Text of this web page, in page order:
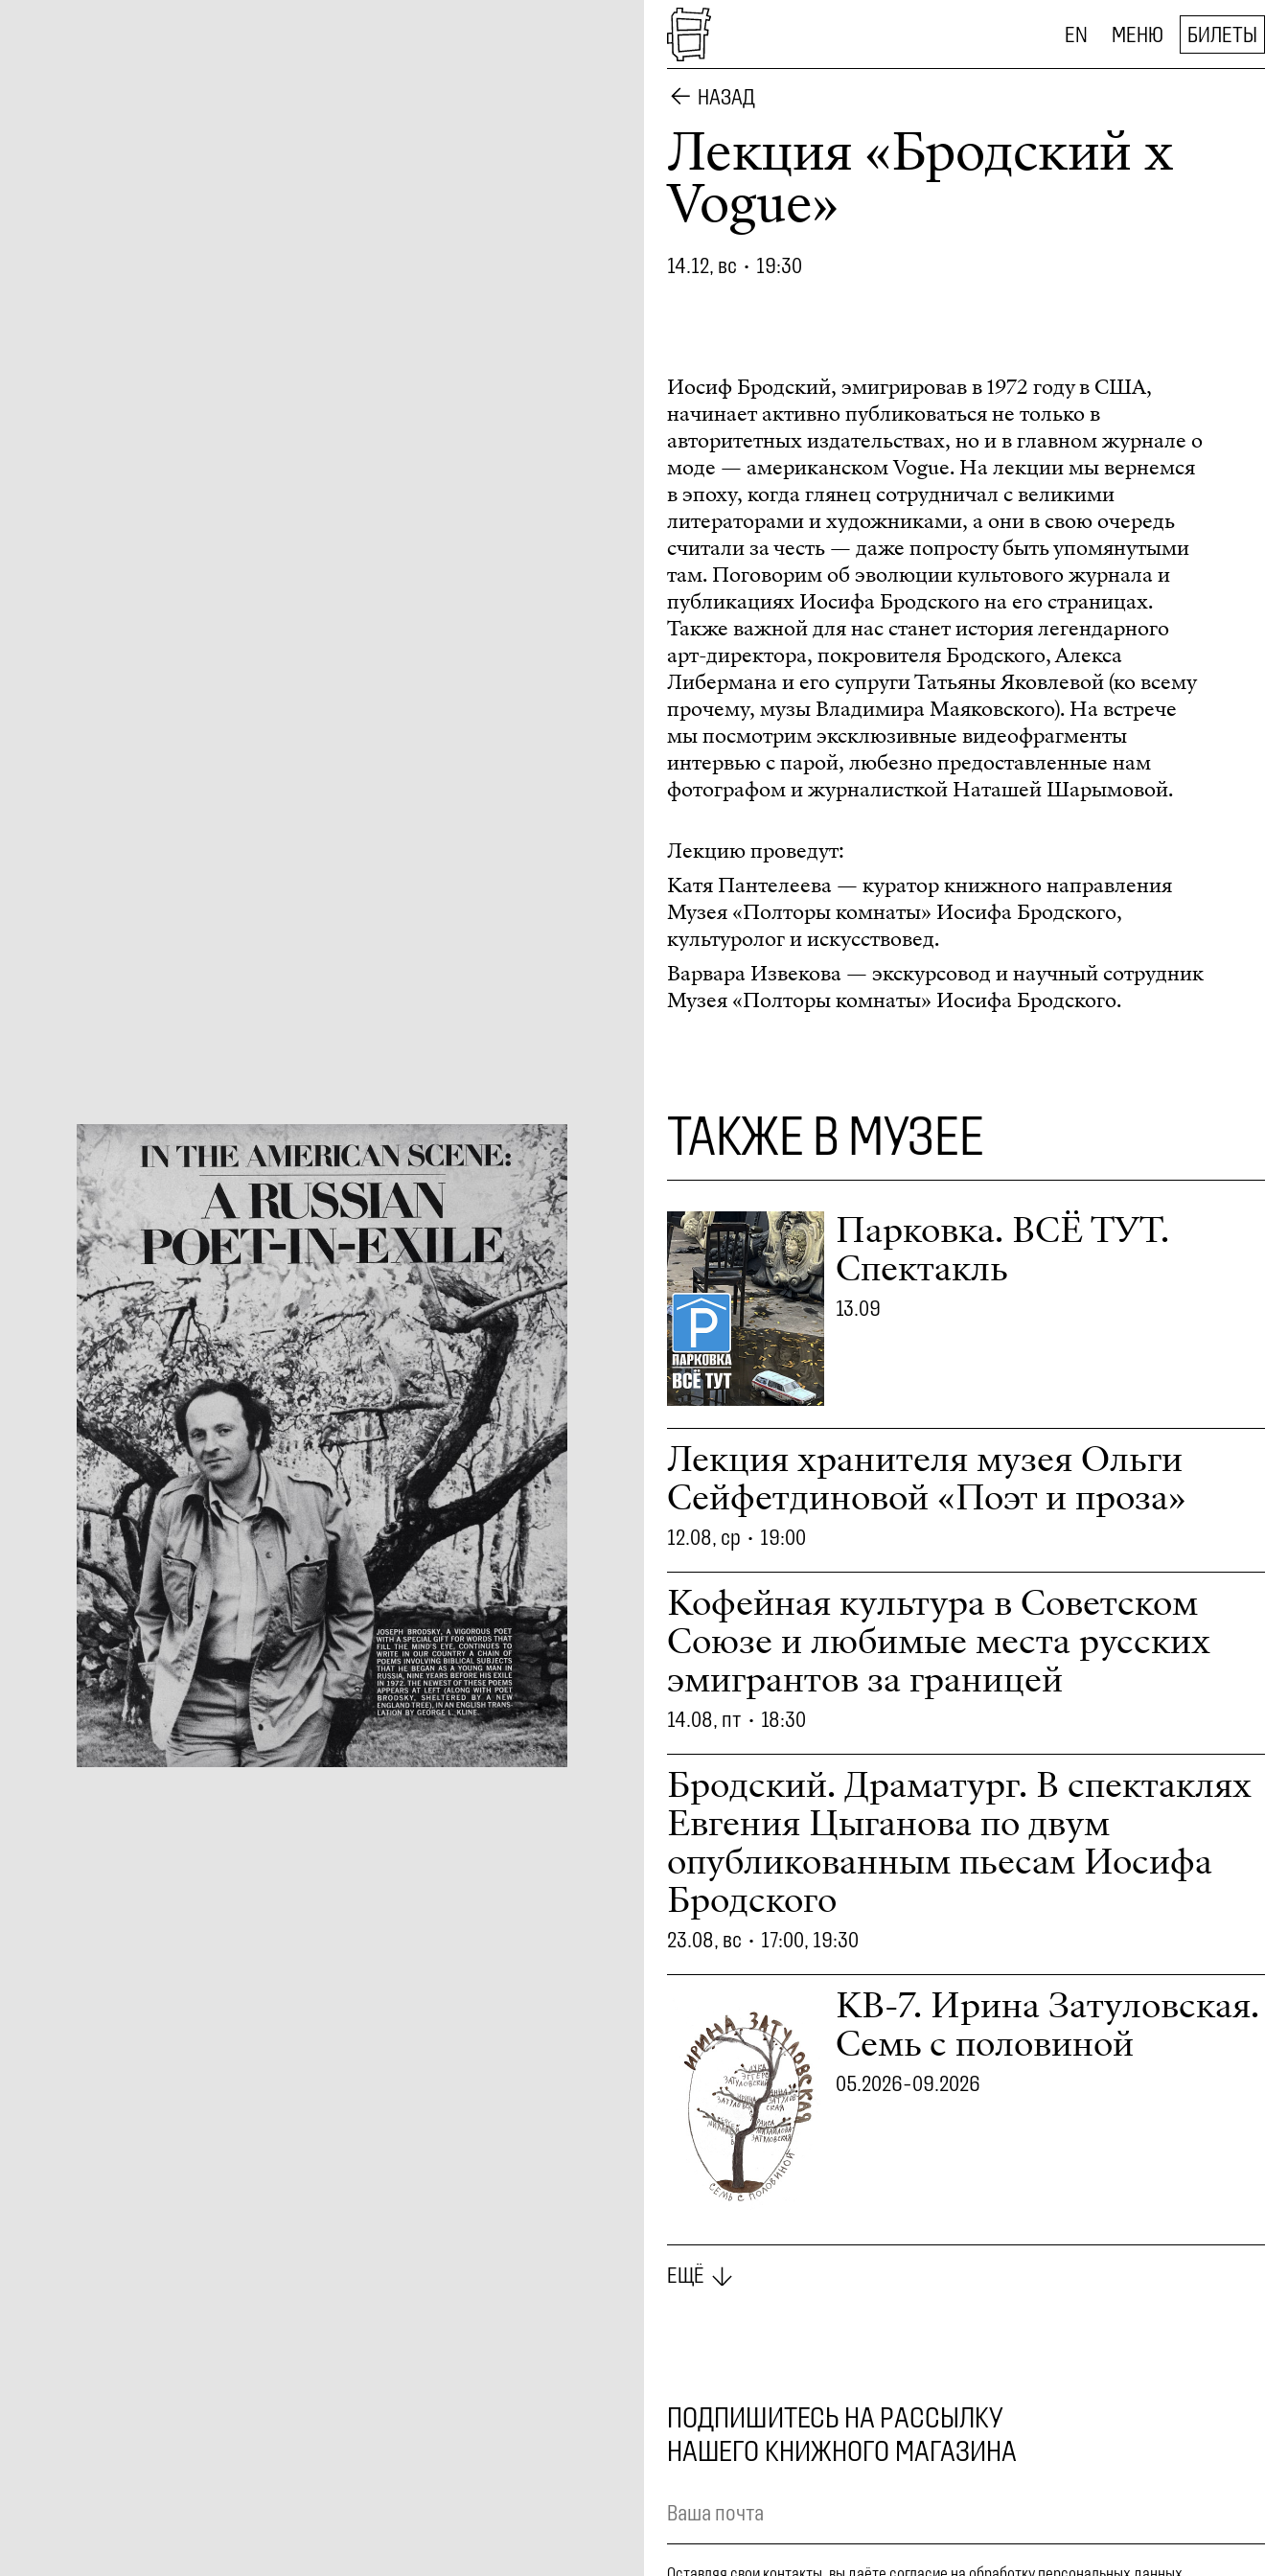
EN МЕНЮ БИЛЕТЫ
НАЗАД
Лекция «Бродский х
Vogue»
14.12, вс • 19:30
Иосиф Бродский, эмигрировав в 1972 году в США,
начинает активно публиковаться не только в
авторитетных издательствах, но и в главном журнале о
моде — американском Vogue. На лекции мы вернемся
в эпоху, когда глянец сотрудничал с великими
литераторами и художниками, а они в свою очередь
считали за честь — даже попросту быть упомянутыми
там. Поговорим об эволюции культового журнала и
публикациях Иосифа Бродского на его страницах.
Также важной для нас станет история легендарного
арт-директора, покровителя Бродского, Алекса
Либермана и его супруги Татьяны Яковлевой (ко всему
прочему, музы Владимира Маяковского). На встрече
мы посмотрим эксклюзивные видеофрагменты
интервью с парой, любезно предоставленные нам
фотографом и журналисткой Наташей Шарымовой.
Лекцию проведут:
Катя Пантелеева — куратор книжного направления
Музея «Полторы комнаты» Иосифа Бродского,
культуролог и искусствовед.
Варвара Извекова — экскурсовод и научный сотрудник
Музея «Полторы комнаты» Иосифа Бродского.
ТАКЖЕ В МУЗЕЕ
Парковка. ВСЁ ТУТ.
Спектакль
13.09
Лекция хранителя музея Ольги
Сейфетдиновой «Поэт и проза»
12.08, ср • 19:00
Кофейная культура в Советском
Союзе и любимые места русских
эмигрантов за границей
14.08, пт • 18:30
Бродский. Драматург. В спектаклях
Евгения Цыганова по двум
опубликованным пьесам Иосифа
Бродского
23.08, вс • 17:00, 19:30
КВ-7. Ирина Затуловская.
Семь с половиной
05.2026-09.2026
ЕЩЁ
ПОДПИШИТЕСЬ НА РАССЫЛКУ
НАШЕГО КНИЖНОГО МАГАЗИНА